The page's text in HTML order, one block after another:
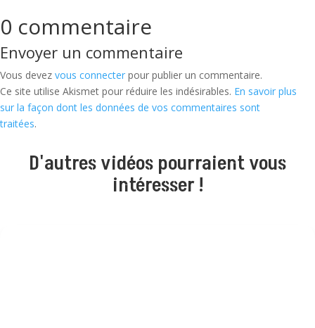
0 commentaire
Envoyer un commentaire
Vous devez vous connecter pour publier un commentaire.
Ce site utilise Akismet pour réduire les indésirables. En savoir plus
sur la façon dont les données de vos commentaires sont
traitées.
D'autres vidéos pourraient vous
intéresser !